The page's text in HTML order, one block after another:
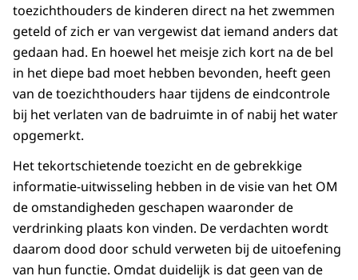
toezichthouders de kinderen direct na het zwemmen
geteld of zich er van vergewist dat iemand anders dat
gedaan had. En hoewel het meisje zich kort na de bel
in het diepe bad moet hebben bevonden, heeft geen
van de toezichthouders haar tijdens de eindcontrole
bij het verlaten van de badruimte in of nabij het water
opgemerkt.
Het tekortschietende toezicht en de gebrekkige
informatie-uitwisseling hebben in de visie van het OM
de omstandigheden geschapen waaronder de
verdrinking plaats kon vinden. De verdachten wordt
daarom dood door schuld verweten bij de uitoefening
van hun functie. Omdat duidelijk is dat geen van de